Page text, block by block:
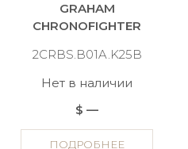
GRAHAM
CHRONOFIGHTER
2CRBS.B01A.K25B
Нет в наличии
$ —
ПОДРОБНЕЕ